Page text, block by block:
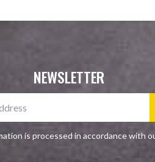
NEWSLETTER
is processed in accordance with